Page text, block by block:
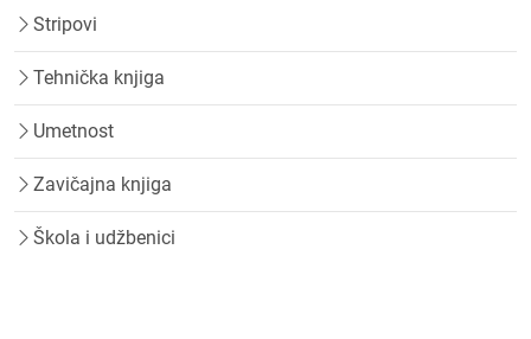
Stripovi
Tehnička knjiga
Umetnost
Zavičajna knjiga
Škola i udžbenici